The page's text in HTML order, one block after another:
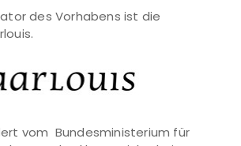
des Vorhabens ist die
vom Bundesministerium für